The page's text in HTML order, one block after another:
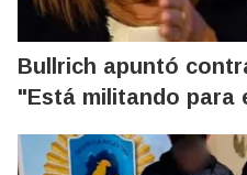
Bullrich apuntó
"Está militando para